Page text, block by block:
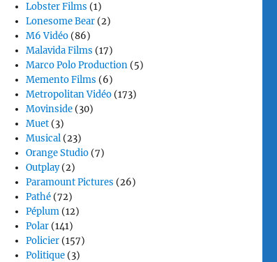
Lobster Films (1)
Lonesome Bear (2)
M6 Vidéo (86)
Malavida Films (17)
Marco Polo Production (5)
Memento Films (6)
Metropolitan Vidéo (173)
Movinside (30)
Muet (3)
Musical (23)
Orange Studio (7)
Outplay(2)
Paramount Pictures (26)
Pathé (72)
Péplum (12)
Polar (141)
Policier (157)
Politique (3)